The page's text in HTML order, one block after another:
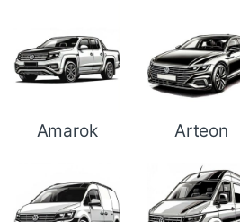
Amarok Arteon